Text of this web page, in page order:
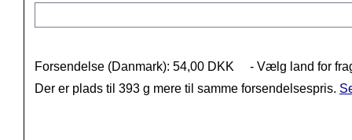
Forsendelse (Danmark): 54,00 DKK
- Vælg land for
Der er plads til 393 g mere til samme forsendelsespris.